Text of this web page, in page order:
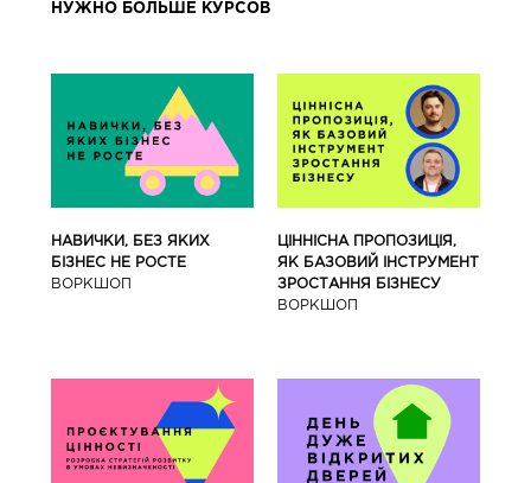
НУЖНО БОЛЬШЕ КУРСОВ
НАВИЧКИ, БЕЗ ЯКИХ
БІЗНЕС НЕ РОСТЕ
ВОРКШОП
ЦІННІСНА ПРОПОЗИЦІЯ,
ЯК БАЗОВИЙ ІНСТРУМЕНТ
ЗРОСТАННЯ БІЗНЕСУ
ВОРКШОП